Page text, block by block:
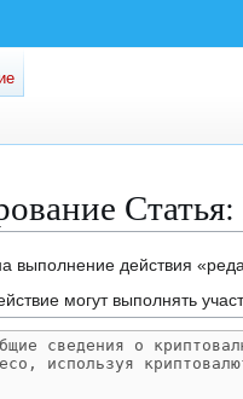
выполнение действия
могут выполнять